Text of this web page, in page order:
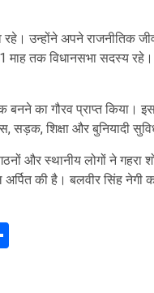
रहे। उन्होंने अपने राजनीतिक
तक विधानसभा सदस्य
का गौरव प्राप्त किया।
सड़क, शिक्षा और बुनियादी
और स्थानीय लोगों ने
की है। बलवीर सिंह नेगी